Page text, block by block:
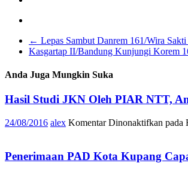
← Lepas Sambut Danrem 161/Wira
Kasgartap II/Bandung Kunjungi Korem
Anda Juga Mungkin Suka
Hasil Studi JKN Oleh PIAR NTT,
24/08/2016 alex Komentar Dinonaktifkan pada
Penerimaan PAD Kota Kupang